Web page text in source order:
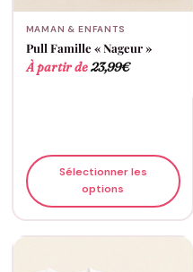
MAMAN & ENFANTS
Pull Famille « Nageur »
À partir de23,99€
Sélectionner les
options